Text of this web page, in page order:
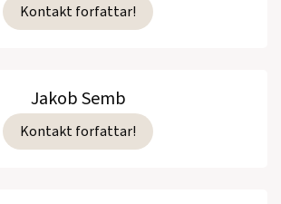
Kontakt forfattar!
Jakob Semb
Kontakt forfattar!